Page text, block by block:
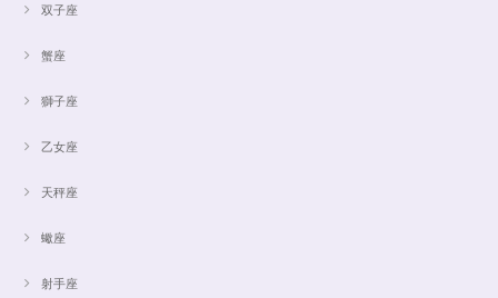
双子座
蟹座
獅子座
乙女座
天秤座
蠍座
射手座